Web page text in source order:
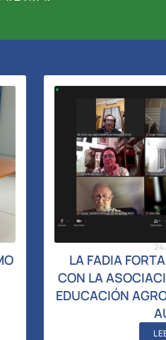
LA FADIA
CON LA
EDUCACIÓN